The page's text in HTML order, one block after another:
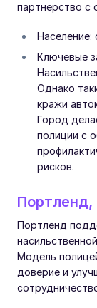
партнерство с
Население:
Ключевые
Однако
кражи
Город
полиции с
рисков.
Портленд,
Портленд
Модель
доверие и